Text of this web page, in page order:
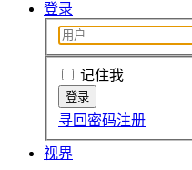
登录
记住我
寻回密码注册
视界